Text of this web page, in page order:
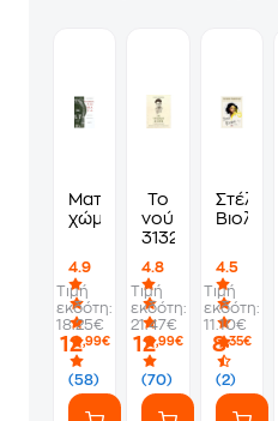
Ματωμένα
χώματα
4.9
(58)
Τιμή
εκδότη:
18.25€
12,99€
Το
νούμερο
31328
4.8
(70)
Τιμή
εκδότη:
21.47€
12,99€
Στέλλα
4.5
(2)
Τιμή
εκδότη:
11.10€
8,35€